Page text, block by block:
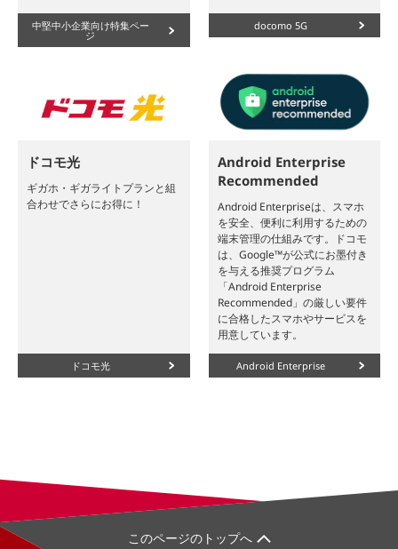
中堅中小企業向け特集ペー
ジ
docomo 5G
ドコモ光
ギガホ・ギガライトプランと組
合わせでさらにお得に！
ドコモ光
Android Enterprise
Recommended
Android Enterpriseは、スマホ
を安全、便利に利用するための
端末管理の仕組みです。ドコモ
は、Google™が公式にお墨付き
を与える推奨プログラム
「Android Enterprise
Recommended」の厳しい要件
に合格したスマホやサービスを
用意しています。
Android Enterprise
このページのトップへ